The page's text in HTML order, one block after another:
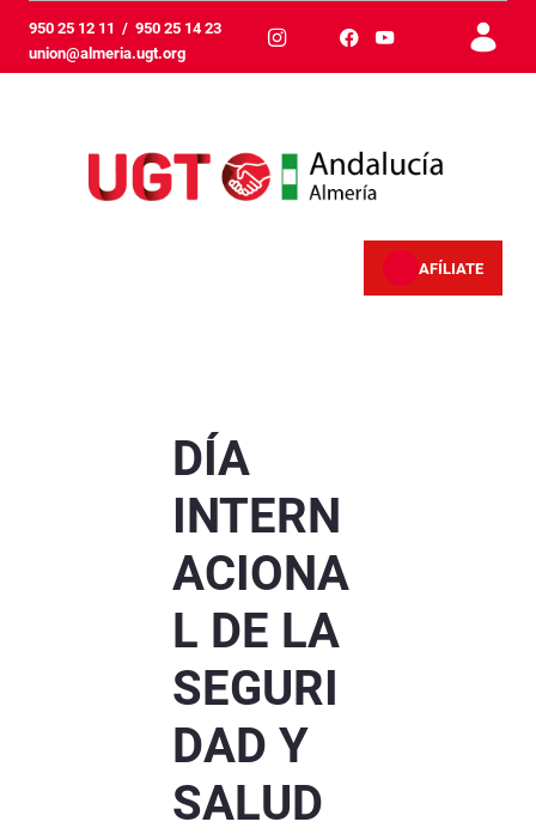
メインコンテンツにスキップ
950 25 12 11 / 950 25 14 23
union@almeria.ugt.org
AFÍLIATE
DÍA
INTERN
ACIONA
L DE LA
SEGURI
DAD Y
SALUD